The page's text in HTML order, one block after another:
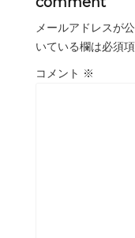
メールアドレスが
いている欄は必須
コメント ※